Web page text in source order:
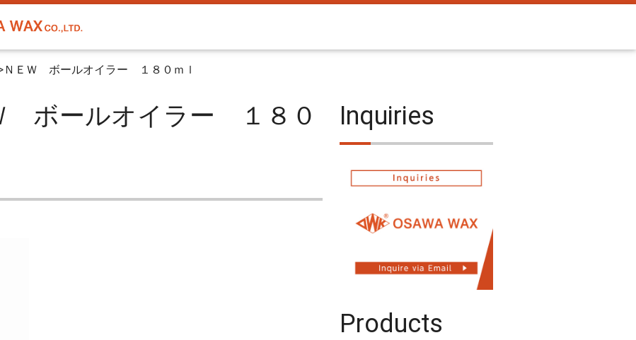
ＮＥＷ ボールオイラー １８０ｍｌ
ボールオイラー １８０
Inquiries
Products